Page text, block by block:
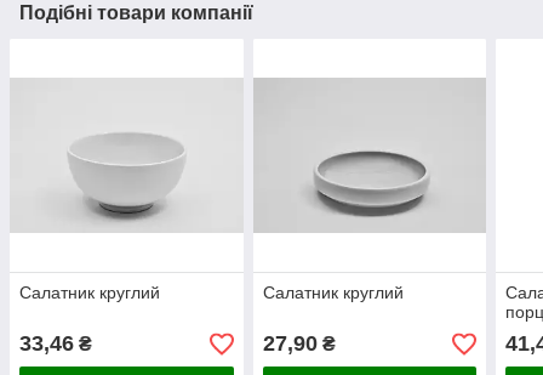
Подібні товари компанії
Салатник круглий
33,46 ₴
Салатник круглий
27,90₴